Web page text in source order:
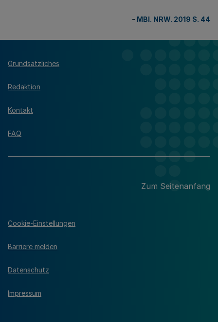
- MBl. NRW. 2019 S. 44
Grundsätzliches
Redaktion
Kontakt
FAQ
Zum Seitenanfang
Cookie-Einstellungen
Barriere melden
Datenschutz
Impressum